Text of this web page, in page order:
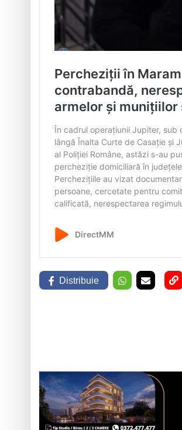
Distribuie